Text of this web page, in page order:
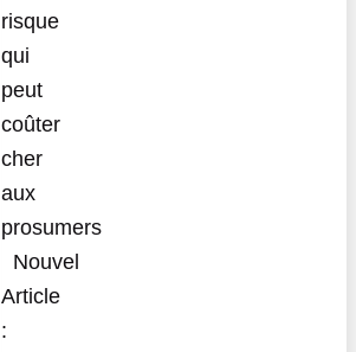
risque
qui
peut
coûter
cher
aux
prosumers
Nouvel
Article
: